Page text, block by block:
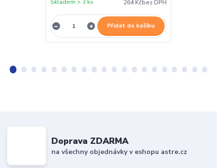
264 Kčbez DPH
Skladem > 3 ks
Přidat do košíku
Doprava ZDARMA
na všechny objednávky v eshopu astre.cz